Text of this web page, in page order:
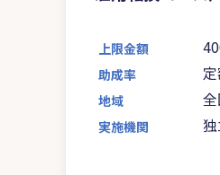
上限金額
助成率
地域
実施機関